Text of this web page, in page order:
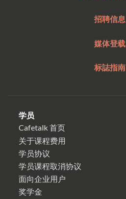
招聘信息
媒体登载
标誌指南
学员
Cafetalk 首页
关于课程费用
学员协议
学员课程取消协议
面向企业用户
奖学金